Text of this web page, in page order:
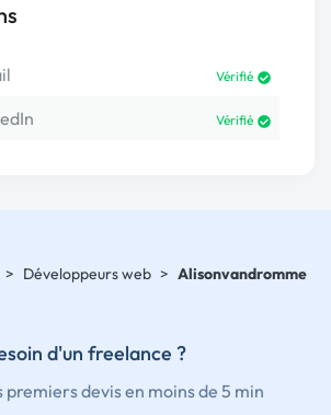
Vérifié
Vérifié
> Développeurs web > Alisonvandromme
d'un freelance ?
premiers devis en moins de 5 min